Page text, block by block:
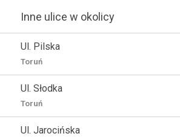
Inne ulice w okolicy
Ul. Pilska
Toruń
Ul. Słodka
Toruń
Ul. Jarocińska